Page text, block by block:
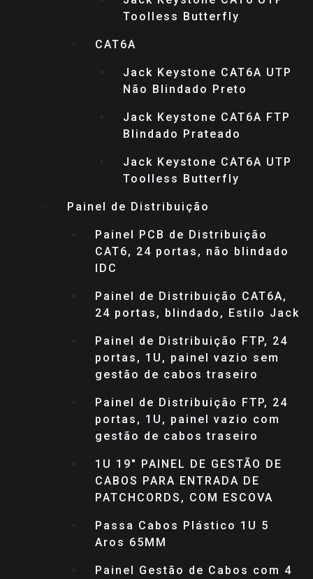
Toolless Butterfly
CAT6A
Jack Keystone CAT6A UTP
Não Blindado Preto
Jack Keystone CAT6A FTP
Blindado Prateado
Jack Keystone CAT6A UTP
Toolless Butterfly
Painel de Distribuição
Painel PCB de Distribuição
CAT6, 24 portas, não blindado
IDC
Painel de Distribuição CAT6A,
24 portas, blindado, Estilo Jack
Painel de Distribuição FTP, 24
portas, 1U, painel vazio sem
gestão de cabos traseiro
Painel de Distribuição FTP, 24
portas, 1U, painel vazio com
gestão de cabos traseiro
1U 19″ PAINEL DE GESTÃO DE
CABOS PARA ENTRADA DE
PATCHCORDS, COM ESCOVA
Passa Cabos Plástico 1U 5
Aros 65MM
Painel Gestão de Cabos com 4